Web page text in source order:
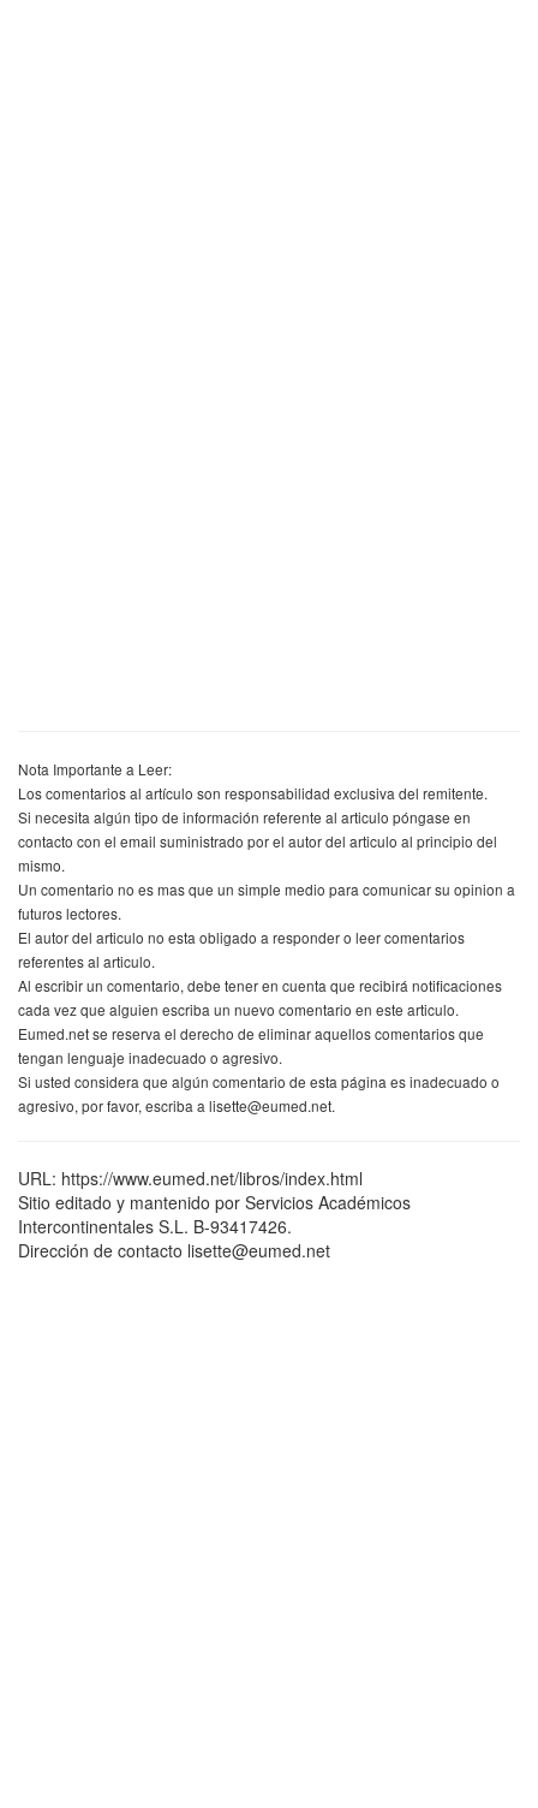
Nota Importante a Leer:
Los comentarios al artículo son responsabilidad exclusiva del remitente.
Si necesita algún tipo de información referente al articulo póngase en
contacto con el email suministrado por el autor del articulo al principio del
mismo.
Un comentario no es mas que un simple medio para comunicar su opinion a
futuros lectores.
El autor del articulo no esta obligado a responder o leer comentarios
referentes al articulo.
Al escribir un comentario, debe tener en cuenta que recibirá notificaciones
cada vez que alguien escriba un nuevo comentario en este articulo.
Eumed.net se reserva el derecho de eliminar aquellos comentarios que
tengan lenguaje inadecuado o agresivo.
Si usted considera que algún comentario de esta página es inadecuado o
agresivo, por favor, escriba a lisette@eumed.net.
URL: https://www.eumed.net/libros/index.html
Sitio editado y mantenido por Servicios Académicos
Intercontinentales S.L. B-93417426.
Dirección de contacto lisette@eumed.net